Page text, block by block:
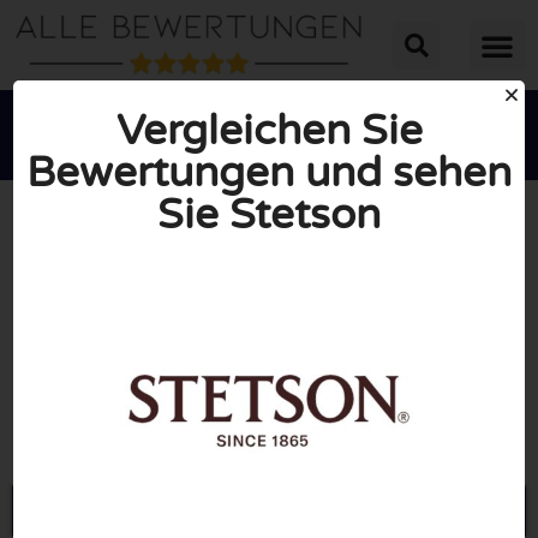

INSGESAMT: 10/10
(0 Bewertungen)
Vergleichen Sie
Bewertungen und sehen
Sie Stetson